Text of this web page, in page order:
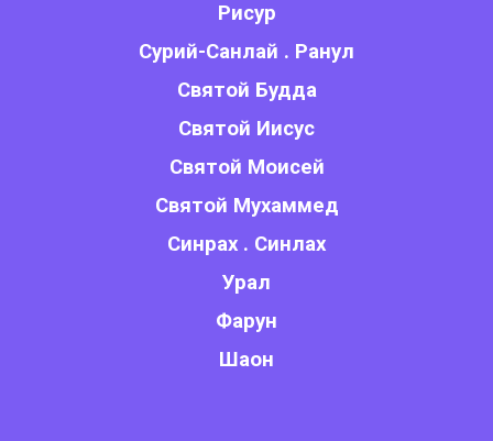
Рисур
Сурий-Санлай . Ранул
Святой Будда
Святой Иисус
Святой Моисей
Святой Мухаммед
Синрах . Синлах
Урал
Фарун
Шаон